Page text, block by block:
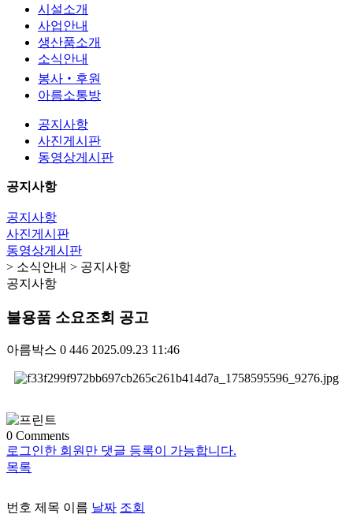
시설소개
사업안내
생산품소개
소식안내
봉사‧후원
아름소통방
공지사항
사진게시판
동영상게시판
공지사항
공지사항
사진게시판
동영상게시판
> 소식안내 > 공지사항
공지사항
불용품 소요조회 공고
아름박스 0 446 2025.09.23 11:46
0 Comments
로그인한 회원만 댓글 등록이 가능합니다.
목록
번호 제목 이름 날짜 조회